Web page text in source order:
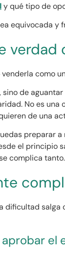
y qué tipo de
equivocada y
verdad
como
de
No es una
de una
preparar
el principio
complica tanto.
dificultad
el